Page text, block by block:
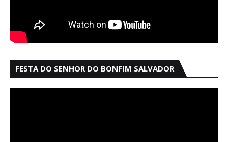
FESTA DO SENHOR DO BONFIM SALVADOR